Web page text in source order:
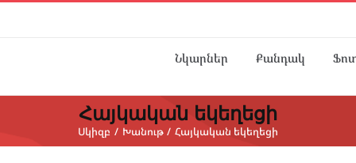
Նկարներ Քանդակ
Հայկական եկեղեցի
Սկիզբ Խանութ Հայկական եկեղեցի